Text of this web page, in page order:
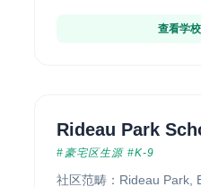
查看学
Rideau Park
#豪宅区生源 #K-9
社区范畴：Rideau Park,